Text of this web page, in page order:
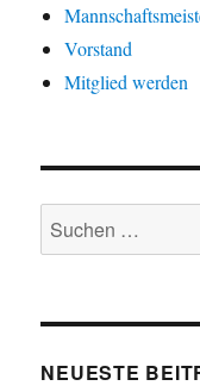
Vorstand
Mitglied werden
Suche
nach:
NEUESTE